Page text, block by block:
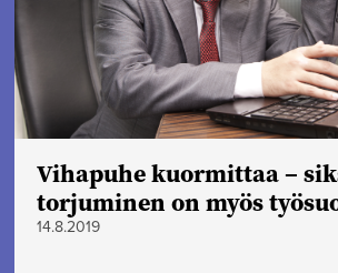
Vihapuhe kuormittaa –
torjuminen on myös
14.8.2019